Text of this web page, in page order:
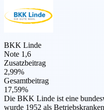
BKK Linde
Note 1,6
Zusatzbeitrag
2,99%
Gesamtbeitrag
17,59%
Die BKK Linde ist eine
wurde 1952 als